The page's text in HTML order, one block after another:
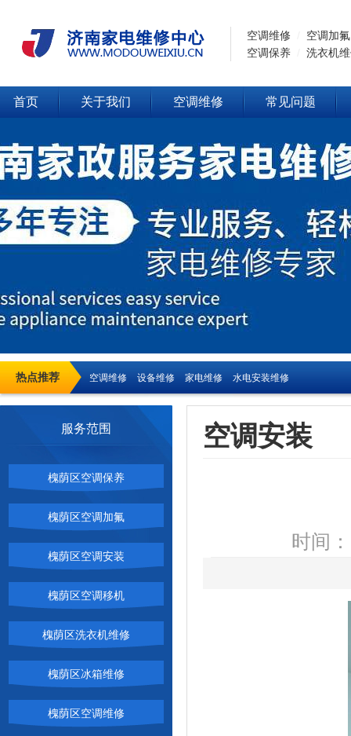
空调维修
空调加氟
空调保养
洗衣机
首页 关于我们 空调维修 常见问题
热点推荐 空调维修 设备维修 家电维修 水电安装维修
服务范围
槐荫区空调保养
槐荫区空调加氟
槐荫区空调安装
槐荫区空调移机
槐荫区洗衣机维修
槐荫区冰箱维修
槐荫区空调维修
空调安装
时间